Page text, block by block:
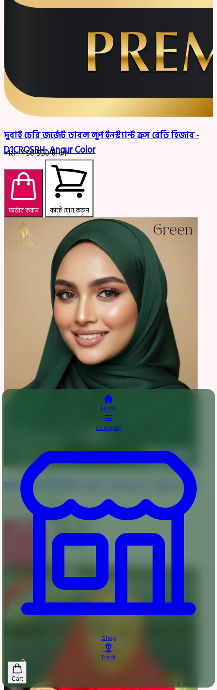
দুবাই চেরি জর্জেট ডাবল লুপ ইনস্ট্যান্ট ক্রস রেডি হিজাব -
D1CROSRH- Angur Color
দাম :450550টাকা
অর্ডার করুন কার্টে যোগ করুন
মুনা সিল্ক পার্টি হিজাব ওড়না - MSH-SILK - Green Color
দাম : 195-280 টাকা
Home
Category
Shop
Track
0
Cart